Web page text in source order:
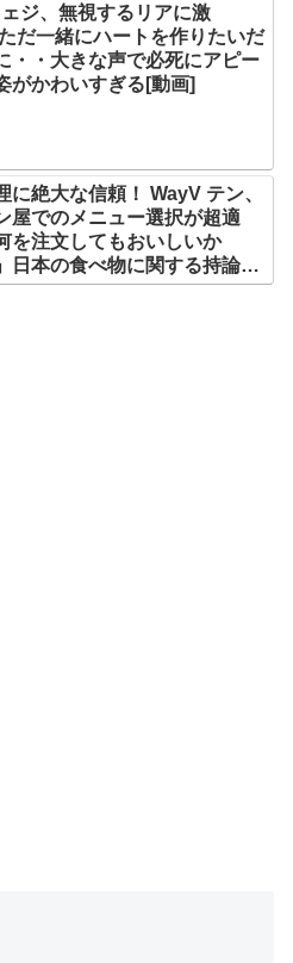
ェジ、無視するリアに激
だ一緒にハートを作りたいだ
・・大きな声で必死にアピー
がかわいすぎる[動画]
に絶大な信頼！ WayV テン、
屋でのメニュー選択が超適
を注文してもおいしいか
日本の食べ物に関する持論を